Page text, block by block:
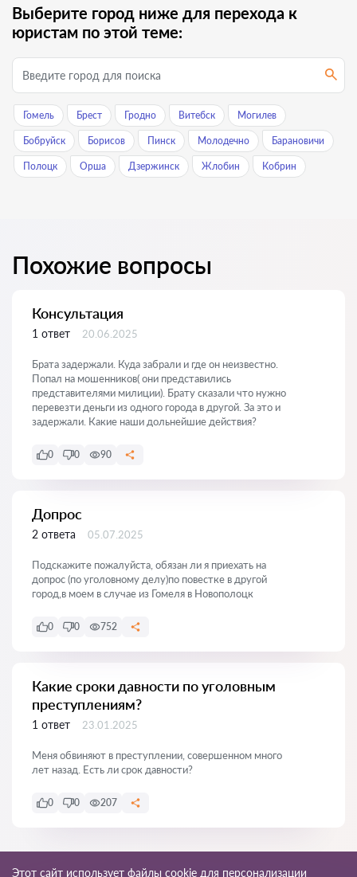
Выберите город ниже для перехода к
юристам по этой теме:
Гомель Брест Гродно Витебск Могилев
Бобруйск Борисов Пинск Молодечно Барановичи
Полоцк Орша Дзержинск Жлобин Кобрин
Похожие вопросы
Консультация
1 ответ 20.06.2025
Брата задержали. Куда забрали и где он неизвестно.
Попал на мошенников( они представились
представителями милиции). Брату сказали что нужно
перевезти деньги из одного города в другой. За это и
задержали. Какие наши дольнейшие действия?
0 0 90
Допрос
2 ответа 05.07.2025
Подскажите пожалуйста, обязан ли я приехать на
допрос (по уголовному делу)по повестке в другой
город,в моем в случае из Гомеля в Новополоцк
0 0 752
Какие сроки давности по уголовным
преступлениям?
1 ответ 23.01.2025
Меня обвиняют в преступлении, совершенном много
лет назад. Есть ли срок давности?
0 0 207
Этот сайт использует файлы cookie для персонализации